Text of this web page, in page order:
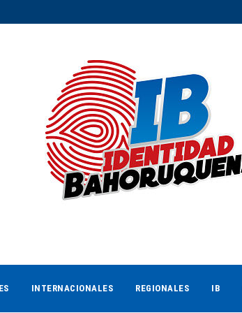
INTERNACIONALES REGIONALES IB